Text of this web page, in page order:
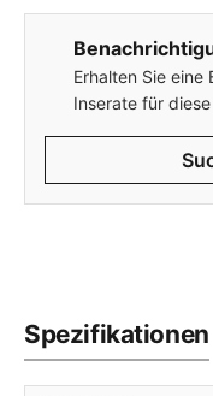
Erhalten Sie
Inserate für
Spezifikationen